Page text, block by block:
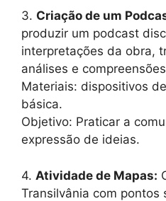
3. Criação de um
produzir um podcast
interpretações da obra,
análises e
Materiais: dispositivos
básica.
Objetivo: Praticar a
expressão de ideias.
4. Atividade de Mapas:
Transilvânia com pontos